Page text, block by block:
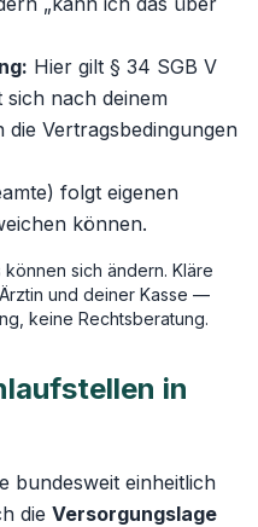
Hier gilt § 34 SGB V
nach deinem
die Vertragsbedingungen
folgt eigenen
können.
sich ändern. Kläre
und deiner Kasse —
keine Rechtsberatung.
in
bundesweit einheitlich
die Versorgungslage